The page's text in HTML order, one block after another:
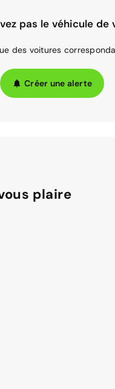
pas le véhicule de
des voitures
Créer une alerte
plaire